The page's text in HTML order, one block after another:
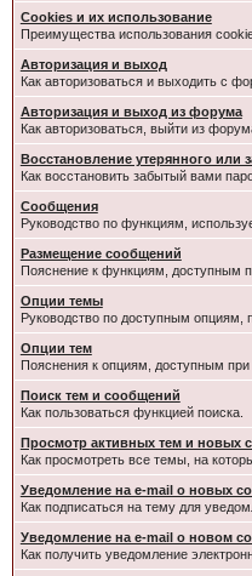
Cookies и их использование
Преимущества использования
Авторизация и выход
Как авторизоваться и выходить с
Авторизация и выход из форума
Как авторизоваться, выйти из
Восстановление утерянного или
Как восстановить забытый вами
Сообщения
Руководство по функциям,
Размещение сообщений
Пояснение к функциям, доступным
Опции темы
Руководство по доступным опциям,
Опции тем
Пояснения к опциям, доступным
Поиск тем и сообщений
Как пользоваться функцией поиска.
Просмотр активных тем и новых
Как просмотреть все темы, на
Уведомление на e-mail о новых
Как подписаться на тему для
Уведомление на е-mail о новом
Как получить уведомление